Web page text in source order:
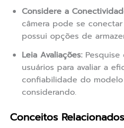
Considere a
câmera pode se
possui opções de
Leia Avaliações:
usuários para avaliar a
confiabilidade do
considerando.
Conceitos Relacionados